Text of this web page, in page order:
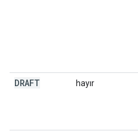
DRAFT hayır